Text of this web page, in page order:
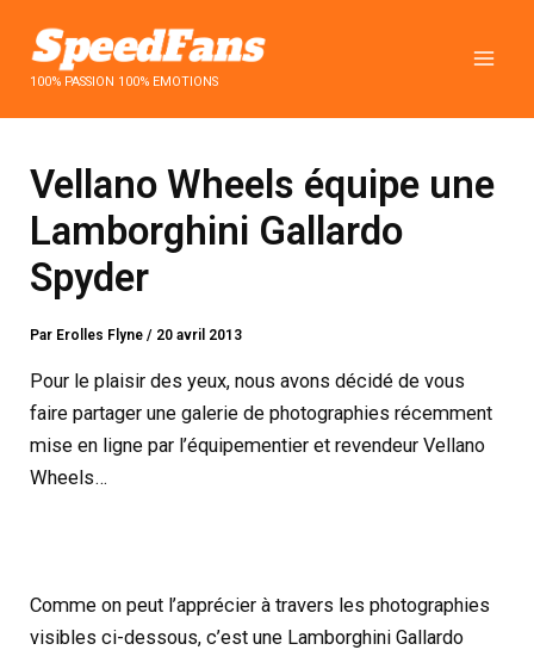
contenu100% PASSION 100% EMOTIONS
Vellano Wheels équipe une
Lamborghini Gallardo
Spyder
Par Erolles Flyne/ 20 avril 2013
Pour le plaisir des yeux, nous avons décidé de vous
faire partager une galerie de photographies récemment
mise en ligne par l’équipementier et revendeur Vellano
Wheels…
Comme on peut l’apprécier à travers les photographies
visibles ci-dessous, c’est une Lamborghini Gallardo